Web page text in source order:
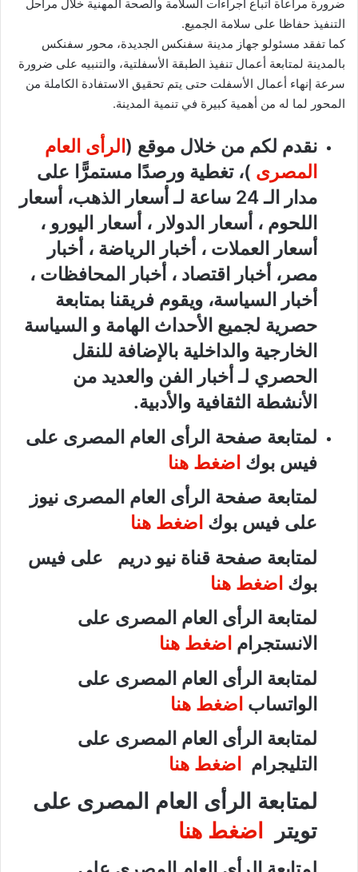
ضرورة مراعاة اتباع اجراءات السلامة والصحة المهنية خلال مراحل
التنفيذ حفاظا على سلامة الجميع.
كما تفقد مسئولو جهاز مدينة سفنكس الجديدة، محور سفنكس
بالمدينة لمتابعة أعمال تنفيذ الطبقة الأسفلتية، والتنبيه على ضرورة
سرعة إنهاء أعمال الأسفلت حتى يتم تحقيق الاستفادة الكاملة من
المحور لما له من أهمية كبيرة في تنمية المدينة.
نقدم لكم من خلال موقع ( الرأى العام
المصرى )، تغطية ورصدًا مستمرًّا على
مدار الـ 24 ساعة لـ أسعار الذهب، أسعار
اللحوم ، أسعار الدولار ، أسعار اليورو ،
أسعار العملات ، أخبار الرياضة ، أخبار
مصر، أخبار اقتصاد ، أخبار المحافظات ،
أخبار السياسة، ويقوم فريقنا بمتابعة
حصرية لجميع الأحداث الهامة و السياسة
الخارجية والداخلية بالإضافة للنقل
الحصري لـ أخبار الفن والعديد من
الأنشطة الثقافية والأدبية.
لمتابعة صفحة الرأى العام المصرى على
فيس بوك اضغط هنا
لمتابعة صفحة الرأى العام المصرى نيوز
على فيس بوك اضغط هنا
لمتابعة صفحة قناة نيو دريم على فيس
بوك اضغط هنا
لمتابعة الرأى العام المصرى على
الانستجرام اضغط هنا
لمتابعة الرأى العام المصرى على
الواتساب اضغط هنا
لمتابعة الرأى العام المصرى على
التليجرام
اضغط هنا
لمتابعة الرأى العام المصرى على
تويتر اضغط هنا